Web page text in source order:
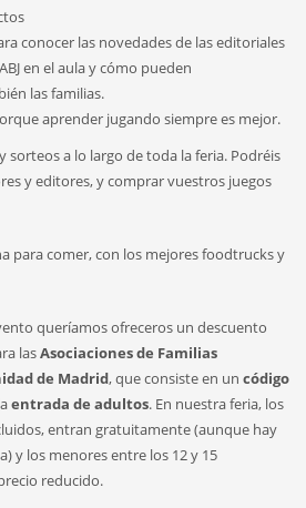
conocer las novedades de las editoriales
en el aula y cómo pueden
las familias.
aprender jugando siempre es mejor.
sorteos a lo largo de toda la feria. Podréis
y editores, y comprar vuestros juegos
para comer, con los mejores foodtrucks y
queríamos ofreceros un descuento
lasAsociaciones de Familias
de Madrid, que consiste en un código
entrada de adultos. En nuestra feria, los
entran gratuitamente (aunque hay
y los menores entre los 12 y 15
reducido.